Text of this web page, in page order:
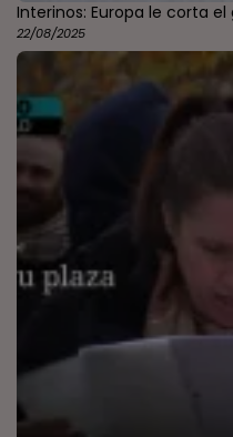
Interinos: Europa le corta
22/08/2025